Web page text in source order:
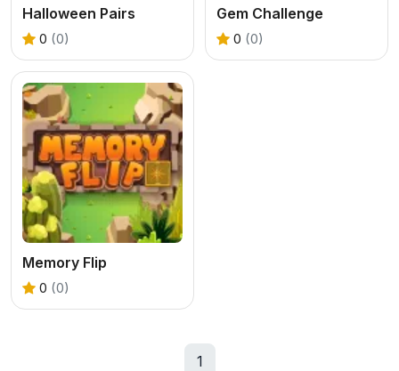
Halloween Pairs
0 (0)
Gem Challenge
0 (0)
Memory Flip
0 (0)
1